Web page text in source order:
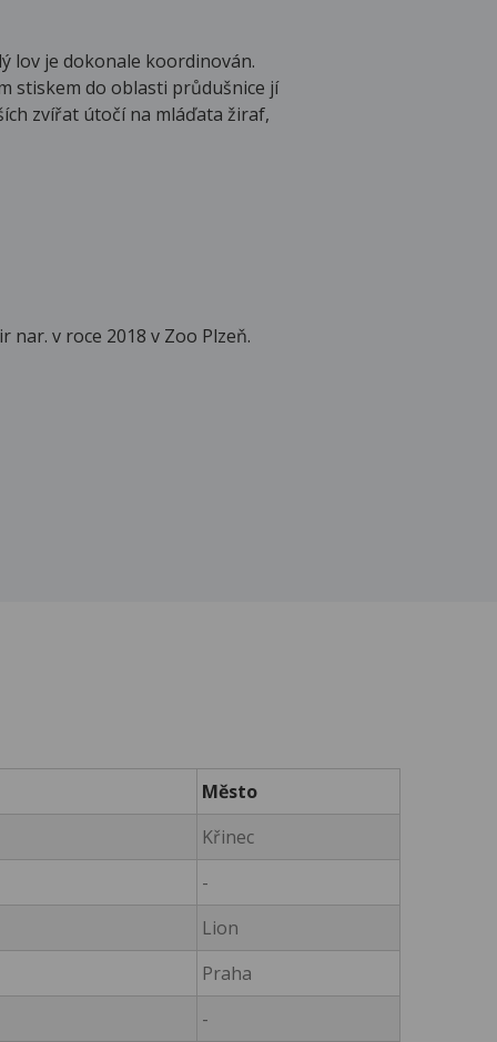
lov je dokonale koordinován.
stiskem do oblasti průdušnice jí
zvířat útočí na mláďata žiraf,
nar. v roce 2018 v Zoo Plzeň.
Město
Křinec
-
Lion
Praha
-